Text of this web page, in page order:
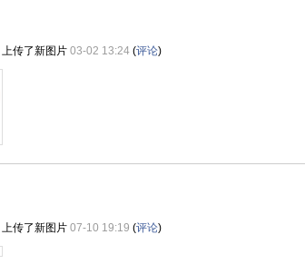
上传了新图片 03-02 13:24 (评论)
上传了新图片 07-10 19:19 (评论)